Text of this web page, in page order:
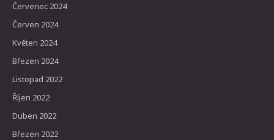
Červenec 2024
Červen 2024
Květen 2024
Březen 2024
Listopad 2022
Říjen 2022
Duben 2022
Březen 2022